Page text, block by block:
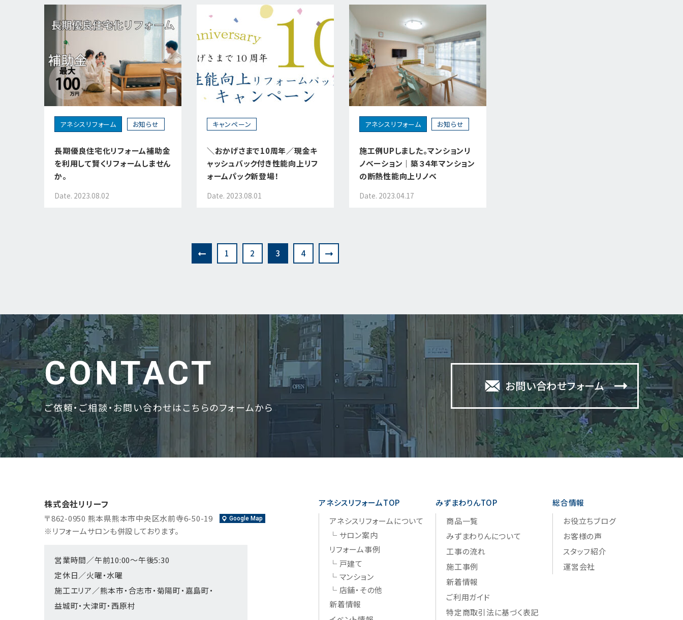
アネシスリフォーム お知らせ
長期優良住宅化リフォーム補助金
を利用して賢くリフォームしません
か。
Date. 2023.08.02
キャンペーン
＼おかげさまで10周年／現金キ
ャッシュバック付き性能向上リフ
ォームパック新登場！
Date. 2023.08.01
アネシスリフォーム お知らせ
施工例UPしました。マンションリ
ノベーション｜築３４年マンション
の断熱性能向上リノベ
Date. 2023.04.17
1 2 3 4
ご依頼・ご相談・お問い合わせはこちらのフォームから
CONTACT お問い合わせフォーム
株式会社リリーフ
〒862-0950 熊本県熊本市中央区水前寺6-50-19
※リフォームサロンも併設しております。
Google Map
営業時間／午前10:00～午後5:30
定休日／火曜・水曜
施工エリア／熊本市・合志市・菊陽町・嘉島町・
益城町・大津町・西原村
アネシスリフォームTOP
アネシスリフォームについて
サロン案内
リフォーム事例
戸建て
マンション
店舗・その他
新着情報
みずまわりんTOP
商品一覧
みずまわりんについて
工事の流れ
施工事例
新着情報
ご利用ガイド
特定商取引法に基づく表記
総合情報
お役立ちブログ
お客様の声
スタッフ紹介
運営会社